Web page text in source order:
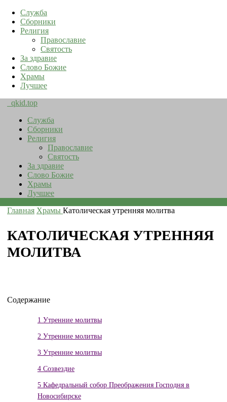
Служба
Сборники
Религия
Православие
Святость
За здравие
Слово Божие
Храмы
Лучшее
qkid.top
Служба
Сборники
Религия
Православие
Святость
За здравие
Слово Божие
Храмы
Лучшее
Главная Храмы Католическая утренняя молитва
КАТОЛИЧЕСКАЯ УТРЕННЯЯ
МОЛИТВА
Содержание
1 Утренние молитвы
2 Утренние молитвы
3 Утренние молитвы
4 Созвездие
5 Кафедральный собор Преображения Господня в
Новосибирске